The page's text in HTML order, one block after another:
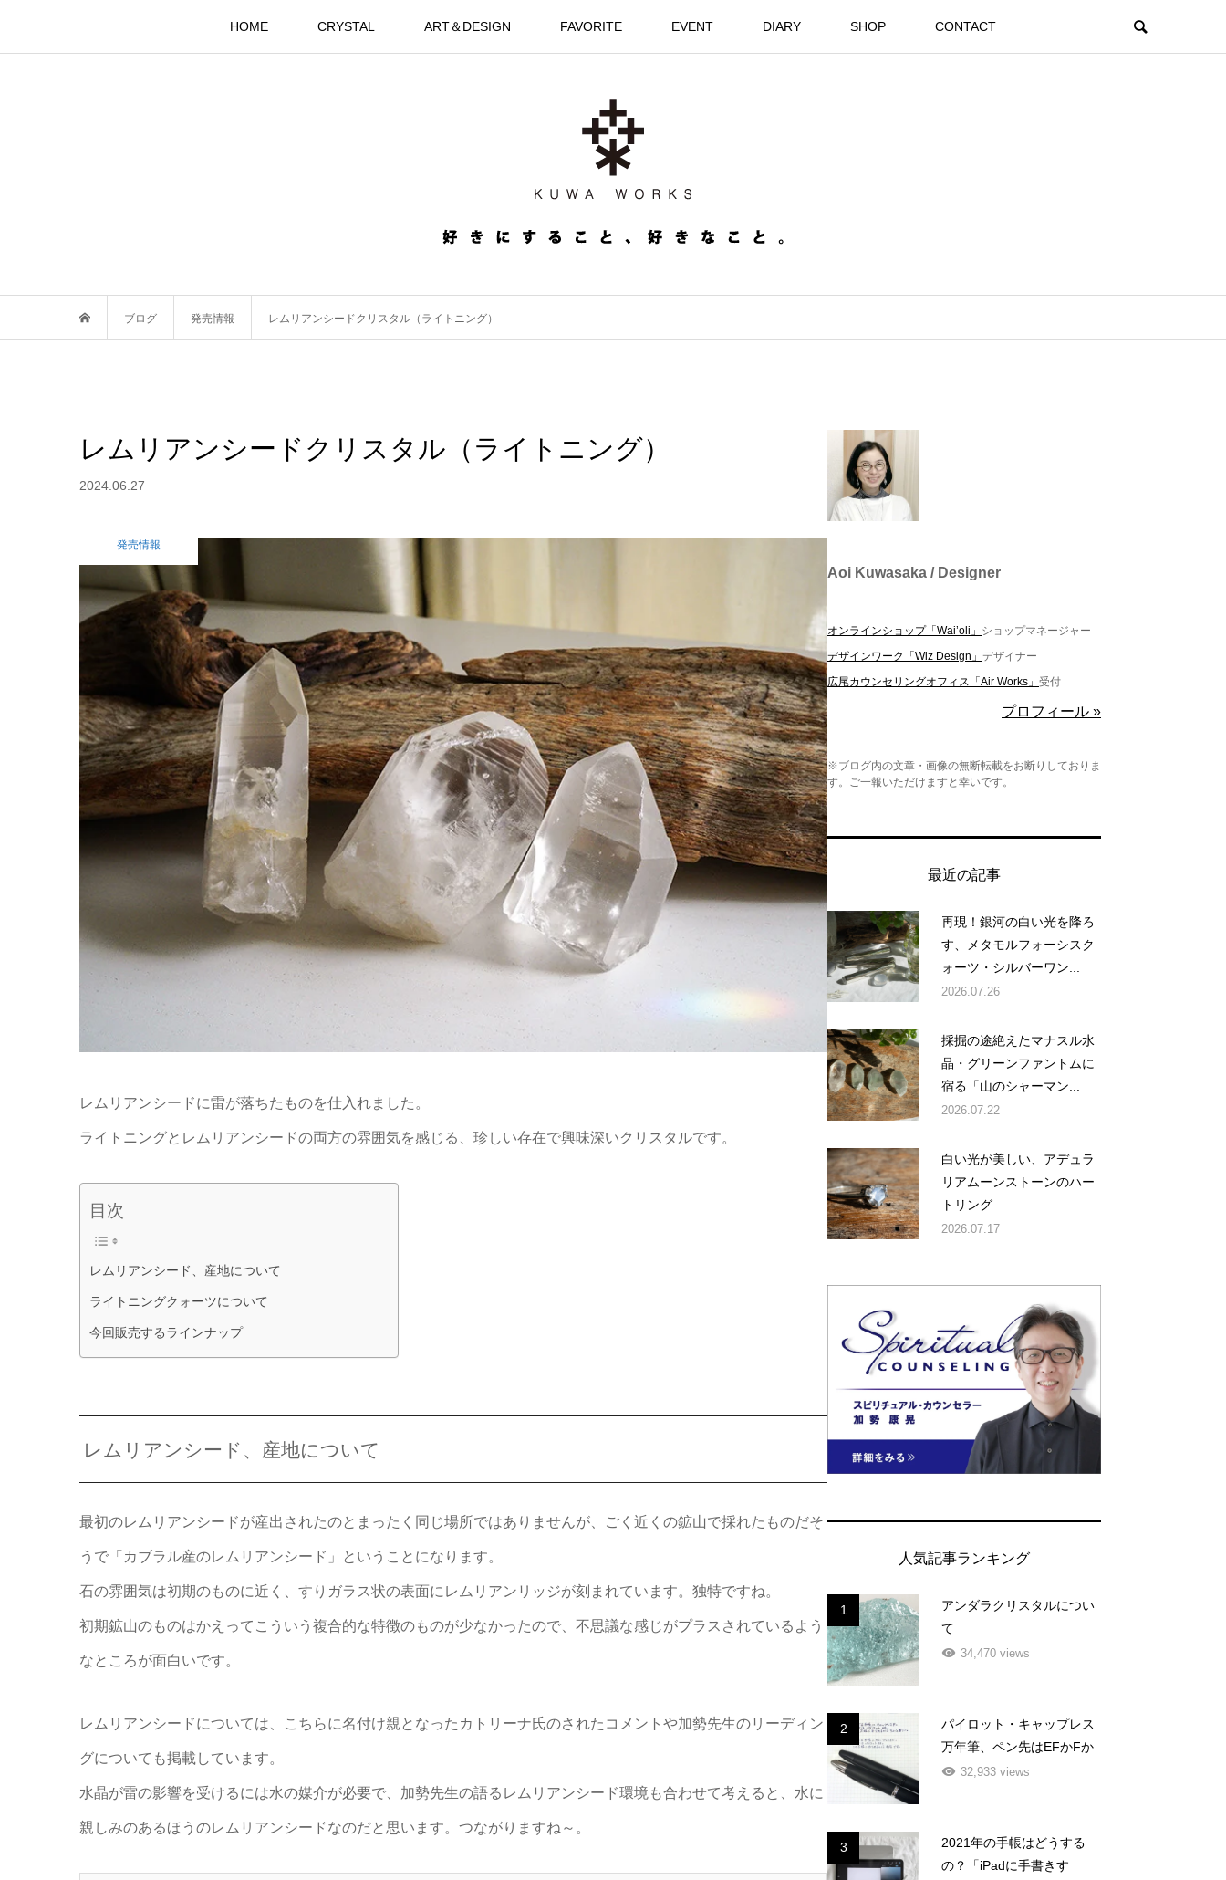
HOME CRYSTAL ART＆DESIGN FAVORITE EVENT DIARY SHOP CONTACT
ブログ 発売情報 レムリアンシードクリスタル（ライトニング）
レムリアンシードクリスタル（ライトニング）
2024.06.27
発売情報
レムリアンシードに雷が落ちたものを仕入れました。
ライトニングとレムリアンシードの両方の雰囲気を感じる、珍しい存在で興味深いクリスタルです。
目次
レムリアンシード、産地について
ライトニングクォーツについて
今回販売するラインナップ
レムリアンシード、産地について
最初のレムリアンシードが産出されたのとまったく同じ場所ではありませんが、ごく近くの鉱山で採れたものだそ
うで「カブラル産のレムリアンシード」ということになります。
石の雰囲気は初期のものに近く、すりガラス状の表面にレムリアンリッジが刻まれています。独特ですね。
初期鉱山のものはかえってこういう複合的な特徴のものが少なかったので、不思議な感じがプラスされているよう
なところが面白いです。
レムリアンシードについては、こちらに名付け親となったカトリーナ氏のされたコメントや加勢先生のリーディン
グについても掲載しています。
水晶が雷の影響を受けるには水の媒介が必要で、加勢先生の語るレムリアンシード環境も合わせて考えると、水に
親しみのあるほうのレムリアンシードなのだと思います。つながりますね～。
Aoi Kuwasaka / Designer
オンラインショップ「Wai’oli」 ショップマネージャー
デザインワーク「Wiz Design」 デザイナー
広尾カウンセリングオフィス「Air Works」 受付
プロフィール »
※ブログ内の文章・画像の無断転載をお断りしておりま
す。ご一報いただけますと幸いです。
最近の記事
再現！銀河の白い光を降ろ
す、メタモルフォーシスク
ォーツ・シルバーワン...
2026.07.26
採掘の途絶えたマナスル水
晶・グリーンファントムに
宿る「山のシャーマン...
2026.07.22
白い光が美しい、アデュラ
リアムーンストーンのハー
トリング
2026.07.17
人気記事ランキング
1
アンダラクリスタルについ
て
34,470 views
2
パイロット・キャップレス
万年筆、ペン先はEFかFか
32,933 views
3
2021年の手帳はどうする
の？「iPadに手書きす